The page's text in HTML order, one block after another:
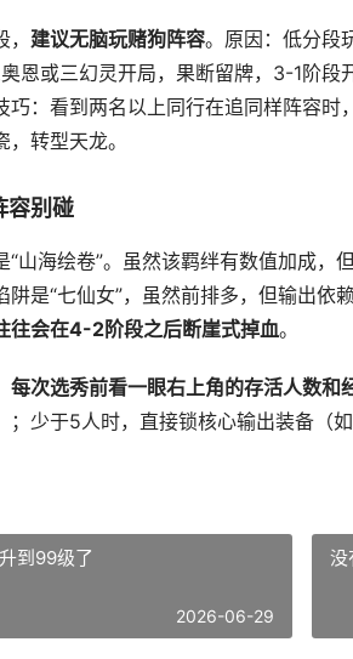
建议无脑玩赌狗阵容。原因：低分段
恩或三幻灵开局，果断留牌，3-1阶段
巧：看到两名以上同行在追同样阵容时，
转型天龙。
容别碰
山海绘卷”。虽然该羁绊有数值加成，但
是“七仙女”，虽然前排多，但输出依
往会在4-2阶段之后断崖式掉血。
每次选秀前看一眼右上角的存活人数和
；少于5人时，直接锁核心输出装备（
到99级了
2026-06-29
没